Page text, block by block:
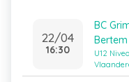
22/04
16:30
BC
Bertem
U12